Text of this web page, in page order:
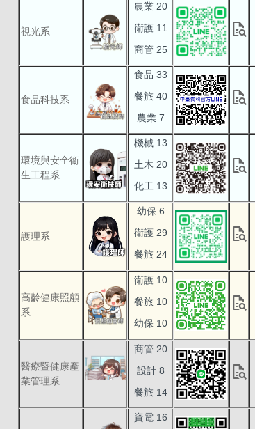
視光系
農業 20
衛護 11
商管 25
quick_reference_all
食品科技系
食品 33
餐旅 40
農業 7
quick_reference_all
環境與安全衞
生工程系
機械 13
土木 20
化工 13
quick_reference_all
護理系
幼保 6
衛護 29
餐旅 24
quick_reference_all
高齡健康照顧
系
衛護 10
餐旅 10
幼保 10
quick_reference_all
醫療暨健康產
業管理系
商管 20
設計 8
餐旅 14
quick_reference_all
資電 16